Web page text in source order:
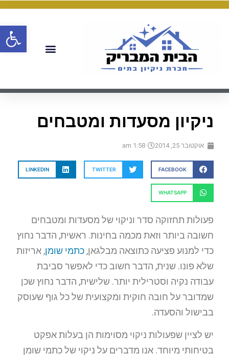
ניקיון מסעדות ומטבחים
אוקטובר 25, 2014 1:58 am
FACEBOOK
TWITTER
LINKEDIN
WHATSAPP
פעולות תחזוקה סדר וניקוי של מסעדות ומטבחים
חשובה ביותר וזאת מכמה בחינות. ראשית, הדבר נחוץ
כדי למנוע פציעה כתוצאה מבלגאן, כתמי שומן, אריזות
שלא פונו. שנית, הדבר חשוב כדי לאפשר סביבת
עבודה נקיה וסטרילית יותר. שלישית, הדבר נחוץ שכן
שמדובר על חובה חוקית ומקצועית של כל גוף שעוסק
בבישול והסעדה.
יש לציין שפעולות ניקוי מסוימות הן בעלות אפקט
בטיחותי מיוחד. אנו מדברים על ניקוי של כתמי שומן